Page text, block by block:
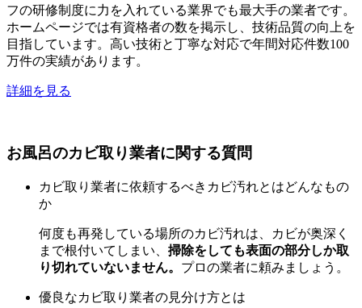
フの研修制度に力を入れている業界でも最大手の業者です。
ホームページでは有資格者の数を掲示し、技術品質の向上を
目指しています。高い技術と丁寧な対応で年間対応件数100
万件の実績があります。
詳細を見る
お風呂のカビ取り業者に関する質問
カビ取り業者に依頼するべきカビ汚れとはどんなもの
か
何度も再発している場所のカビ汚れは、カビが奥深く
まで根付いてしまい、 掃除をしても表面の部分しか取
り切れていないません。 プロの業者に頼みましょう。
優良なカビ取り業者の見分け方とは